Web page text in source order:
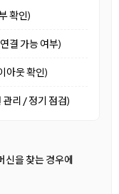
확인)
결 가능 여부)
아웃 확인)
리 / 정기 점검)
신을 찾는 경우에